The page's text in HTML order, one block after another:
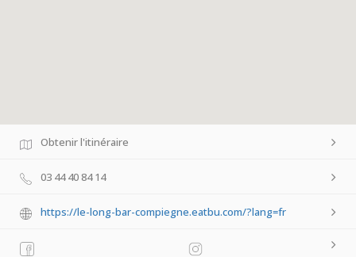
Obtenir l'itinéraire
03 44 40 84 14
https://le-long-bar-compiegne.eatbu.com/?lang=fr